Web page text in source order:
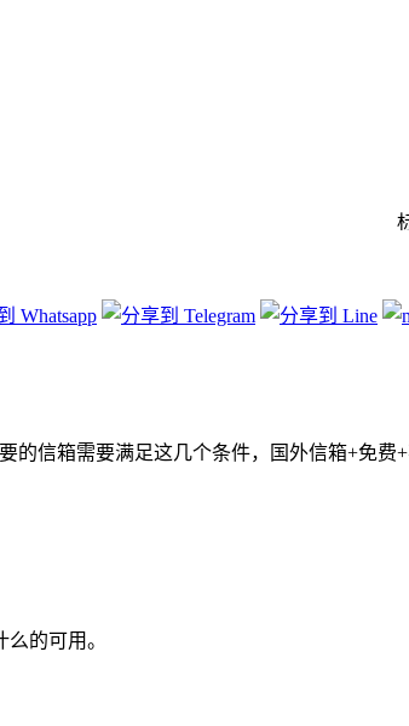
的信箱需要满足这几个条件，国外信箱+免
的可用。